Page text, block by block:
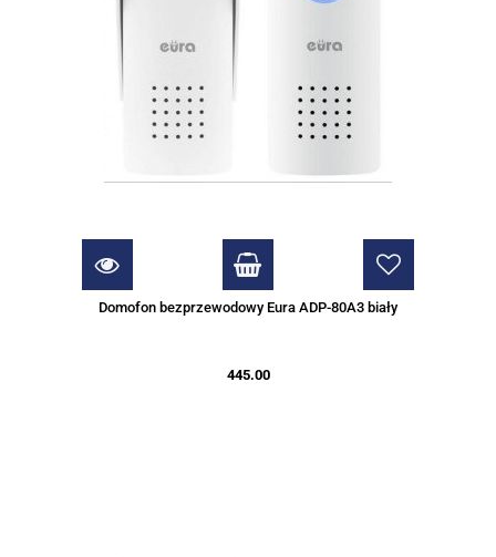
Domofon bezprzewodowy Eura ADP-80A3 biały
445.00